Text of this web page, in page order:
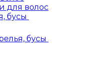
для волос
бусы
бусы